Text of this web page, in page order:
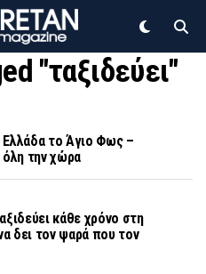
"ταξιδεύει"
το Άγιο Φως –
όλη την χώρα
κάθε χρόνο στη
δει τον ψαρά που τον